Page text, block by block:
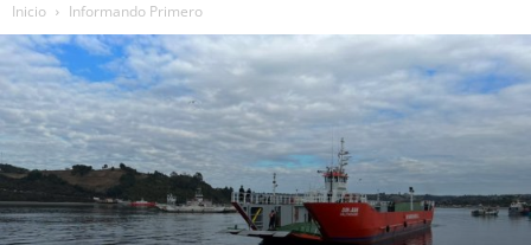
Inicio Informando Primero